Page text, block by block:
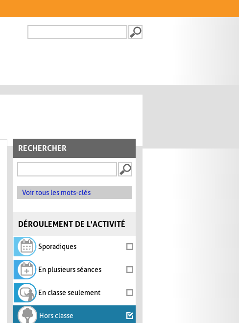
FORMULAIRE DE
RECHERCHER
Voir tous les mots-clés
DÉROULEMENT DE L'ACTIVITÉ
Sporadiques
En plusieurs séances
En classe seulement
Hors classe